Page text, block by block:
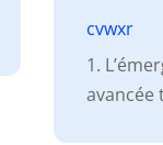
cvwxr
1.
avancée